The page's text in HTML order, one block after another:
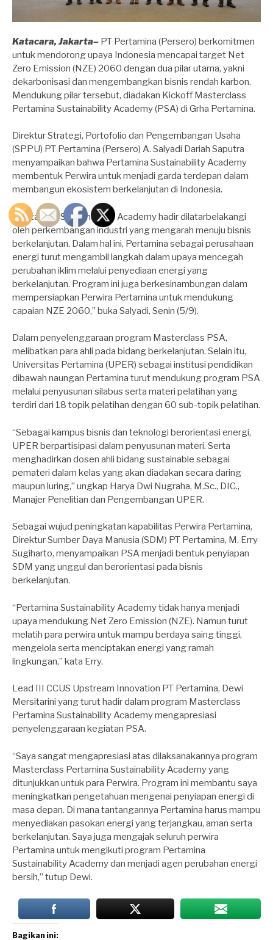
Katacara, Jakarta– PT Pertamina (Persero) berkomitmen
untuk mendorong upaya Indonesia mencapai target Net
Zero Emission (NZE) 2060 dengan dua pilar utama, yakni
dekarbonisasi dan mengembangkan bisnis rendah karbon.
Mendukung pilar tersebut, diadakan Kickoff Masterclass
Pertamina Sustainability Academy (PSA) di Grha Pertamina.
Direktur Strategi, Portofolio dan Pengembangan Usaha
(SPPU) PT Pertamina (Persero) A. Salyadi Dariah Saputra
menyampaikan bahwa Pertamina Sustainability Academy
membentuk Perwira untuk menjadi garda terdepan dalam
membangun ekosistem berkelanjutan di Indonesia.
“Pertamina Sustainability Academy hadir dilatarbelakangi
oleh perkembangan industri yang mengarah menuju bisnis
berkelanjutan. Dalam hal ini, Pertamina sebagai perusahaan
energi turut mengambil langkah dalam upaya mencegah
perubahan iklim melalui penyediaan energi yang
berkelanjutan. Program ini juga berkesinambungan dalam
mempersiapkan Perwira Pertamina untuk mendukung
capaian NZE 2060,” buka Salyadi, Senin (5/9).
Dalam penyelenggaraan program Masterclass PSA,
melibatkan para ahli pada bidang berkelanjutan. Selain itu,
Universitas Pertamina (UPER) sebagai institusi pendidikan
dibawah naungan Pertamina turut mendukung program PSA
melalui penyusunan silabus serta materi pelatihan yang
terdiri dari 18 topik pelatihan dengan 60 sub-topik pelatihan.
“Sebagai kampus bisnis dan teknologi berorientasi energi,
UPER berpartisipasi dalam penyusunan materi. Serta
menghadirkan dosen ahli bidang sustainable sebagai
pemateri dalam kelas yang akan diadakan secara daring
maupun luring,” ungkap Harya Dwi Nugraha, M.Sc., DIC.,
Manajer Penelitian dan Pengembangan UPER.
Sebagai wujud peningkatan kapabilitas Perwira Pertamina,
Direktur Sumber Daya Manusia (SDM) PT Pertamina, M. Erry
Sugiharto, menyampaikan PSA menjadi bentuk penyiapan
SDM yang unggul dan berorientasi pada bisnis
berkelanjutan.
“Pertamina Sustainability Academy tidak hanya menjadi
upaya mendukung Net Zero Emission (NZE). Namun turut
melatih para perwira untuk mampu berdaya saing tinggi,
mengelola serta menciptakan energi yang ramah
lingkungan,” kata Erry.
Lead III CCUS Upstream Innovation PT Pertamina, Dewi
Mersitarini yang turut hadir dalam program Masterclass
Pertamina Sustainability Academy mengapresiasi
penyelenggaraan kegiatan PSA.
“Saya sangat mengapresiasi atas dilaksanakannya program
Masterclass Pertamina Sustainability Academy yang
ditunjukkan untuk para Perwira. Program ini membantu saya
meningkatkan pengetahuan mengenai penyiapan energi di
masa depan. Di mana tantangannya Pertamina harus mampu
menyediakan pasokan energi yang terjangkau, aman serta
berkelanjutan. Saya juga mengajak seluruh perwira
Pertamina untuk mengikuti program Pertamina
Sustainability Academy dan menjadi agen perubahan energi
bersih,” tutup Dewi.
Bagikan ini: